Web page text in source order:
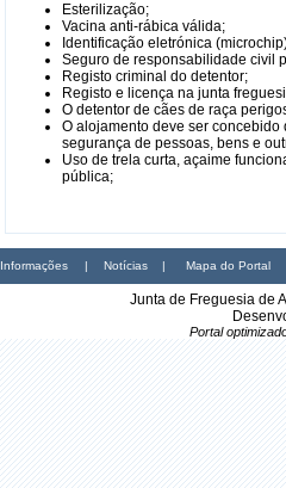
Esterilização;
Vacina anti-rábica válida;
Identificação eletrónica
Seguro de responsabilidade civil
Registo criminal do detentor;
Registo e licença na junta
O detentor de cães de raça
O alojamento deve ser
segurança de pessoas, bens e
Uso de trela curta, açaime
pública;
Informações | Notícias | Mapa do Portal
Junta de Freguesia de
Portal